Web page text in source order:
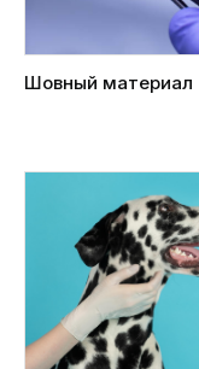
Шовный материал